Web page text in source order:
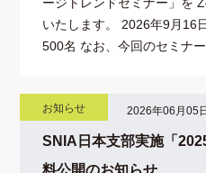
ージトレンドセミナー」を
いたします。 2026年9月16
500名 なお、今回のセミナ
お知らせ 2026年06月05日
SNIA日本支部実施「
料公開のお知らせ